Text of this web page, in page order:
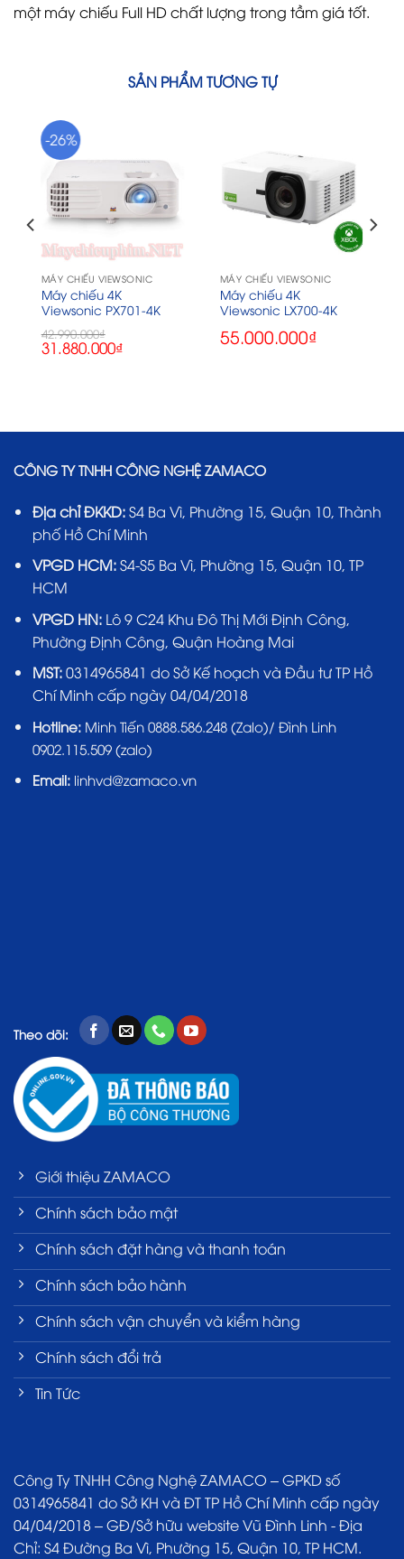
một máy chiếu Full HD chất lượng trong tầm giá tốt.
SẢN PHẨM TƯƠNG TỰ
-26%
MÁY CHIẾU VIEWSONIC
Máy chiếu 4K
Viewsonic PX701-4K
42.990.000₫
Giá
gốc
31.880.000₫Giá
hiện
MÁY CHIẾU VIEWSONIC
Máy chiếu 4K
Viewsonic LX700-4K
55.000.000₫
CÔNG TY TNHH CÔNG NGHỆ ZAMACO
Địa chỉ ĐKKD:S4 Ba Vì, Phường 15, Quận 10, Thành
phố Hồ Chí Minh
VPGD HCM:S4-S5 Ba Vì, Phường 15, Quận 10, TP
HCM
VPGD HN:Lô 9 C24 Khu Đô Thị Mới Định Công,
Phường Định Công, Quận Hoàng Mai
MST:0314965841 do Sở Kế hoạch và Đầu tư TP Hồ
Chí Minh cấp ngày 04/04/2018
Hotline: Minh Tiến 0888.586.248 (Zalo)/ Đình Linh
0902.115.509 (zalo)
Email:linhvd@zamaco.vn
Theo dõi:
Giới thiệu ZAMACO
Chính sách bảo mật
Chính sách đặt hàng và thanh toán
Chính sách bảo hành
Chính sách vận chuyển và kiểm hàng
Chính sách đổi trả
Tin Tức
Công Ty TNHH Công Nghệ ZAMACO – GPKD số
0314965841 do Sở KH và ĐT TP Hồ Chí Minh cấp ngày
04/04/2018 – GĐ/Sở hữu website Vũ Đình Linh - Địa
Chỉ: S4 Đường Ba Vì, Phường 15, Quận 10, TP HCM.